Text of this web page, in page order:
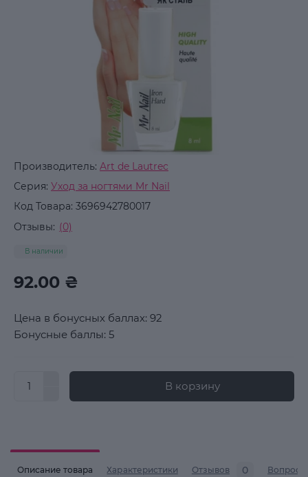
Производитель: Art de Lautrec
Серия: Уход за ногтями Mr Nail
Код Товара: 3696942780017
Отзывы: (0)
В наличии
92.00 ₴
Цена в бонусных баллах: 92
Бонусные баллы: 5
В корзину
Описание товара Характеристики Отзывов 0 Вопросы